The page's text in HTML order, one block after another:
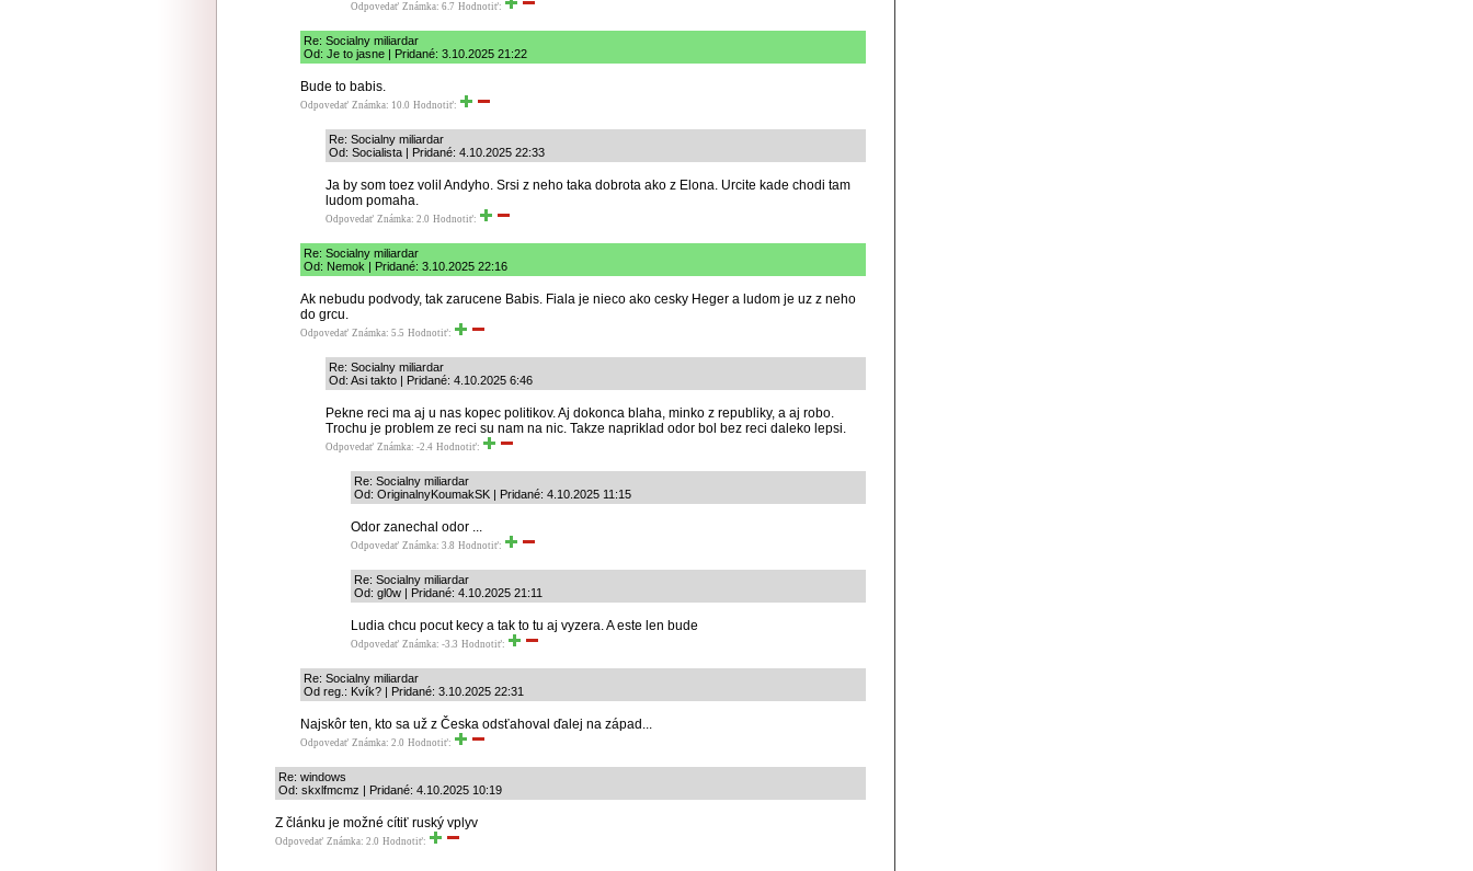
Odpovedať Známka: 6.7 Hodnotiť:
Re: Socialny miliardar
Od: Je to jasne | Pridané: 3.10.2025 21:22
Bude to babis.
Odpovedať Známka: 10.0 Hodnotiť:
Re: Socialny miliardar
Od: Socialista | Pridané: 4.10.2025 22:33
Ja by som toez volil Andyho. Srsi z neho taka dobrota ako z Elona. Urcite kade chodi tam
ludom pomaha.
Odpovedať Známka: 2.0 Hodnotiť:
Re: Socialny miliardar
Od: Nemok | Pridané: 3.10.2025 22:16
Ak nebudu podvody, tak zarucene Babis. Fiala je nieco ako cesky Heger a ludom je uz z neho
do grcu.
Odpovedať Známka: 5.5 Hodnotiť:
Re: Socialny miliardar
Od: Asi takto | Pridané: 4.10.2025 6:46
Pekne reci ma aj u nas kopec politikov. Aj dokonca blaha, minko z republiky, a aj robo.
Trochu je problem ze reci su nam na nic. Takze napriklad odor bol bez reci daleko lepsi.
Odpovedať Známka: -2.4 Hodnotiť:
Re: Socialny miliardar
Od: OriginalnyKoumakSK | Pridané: 4.10.2025 11:15
Odor zanechal odor ...
Odpovedať Známka: 3.8 Hodnotiť:
Re: Socialny miliardar
Od: gl0w | Pridané: 4.10.2025 21:11
Ludia chcu pocut kecy a tak to tu aj vyzera. A este len bude
Odpovedať Známka: -3.3 Hodnotiť:
Re: Socialny miliardar
Od reg.: Kvík? | Pridané: 3.10.2025 22:31
Najskôr ten, kto sa už z Česka odsťahoval ďalej na západ...
Odpovedať Známka: 2.0 Hodnotiť:
Re: windows
Od: skxlfmcmz | Pridané: 4.10.2025 10:19
Z článku je možné cítiť ruský vplyv
Odpovedať Známka: 2.0 Hodnotiť: